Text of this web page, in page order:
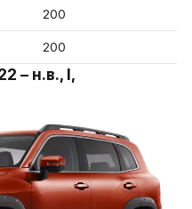
200
200
– н.в., I,